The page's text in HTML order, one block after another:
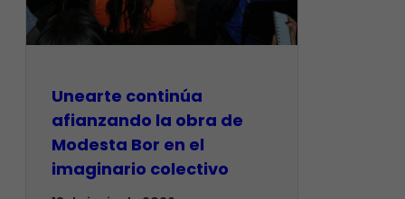
Unearte continúa
afianzando la obra de
Modesta Bor en el
imaginario colectivo